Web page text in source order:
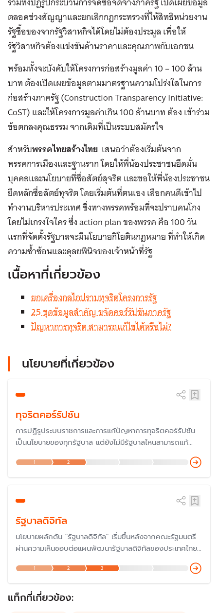
ตลอดช่วงสัญญาและยกเลิกกฎกระทรวงที่ให้สิทธิหน่วยงาน
รัฐซื้อของจากรัฐวิสาหกิจได้โดยไม่ต้องประมูล เพื่อให้
รัฐวิสาหกิจต้องแข่งขันด้านราคาและคุณภาพกับเอกชน
พร้อมทั้งจะบังคับให้โครงการก่อสร้างมูลค่า 10 – 100 ล้าน
บาท ต้องเปิดเผยข้อมูลตามมาตรฐานความโปร่งใสในการ
ก่อสร้างภาครัฐ (Construction Transparency Initiative:
CoST) และให้โครงการมูลค่าเกิน 100 ล้านบาท ต้อง เข้าร่วม
ข้อตกลงคุณธรรม จากเดิมที่เป็นระบบสมัครใจ
สำหรับพรรคไทยสร้างไทย เสนอว่าต้องเริ่มต้นจาก
พรรคการเมืองและฐานราก โดยให้พี่น้องประชาชนยึดมั่น
บุคคลและนโยบายที่ซื่อสัตย์สุจริต และขอให้พี่น้องประชาชน
ยึดหลักซื่อสัตย์ทุจริต โดยเริ่มต้นที่ตนเอง เลือกคนดีเข้าไป
ทำงานบริหารประเทศ ซึ่งทางพรรคพร้อมที่จะปราบคนโกง
โดยไม่เกรงใจใคร ซึ่ง action plan ของพรรค คือ 100 วัน
แรกที่จัดตั้งรัฐบาลจะมีนโยบายกิโยตินกฎหมาย ที่ทำให้เกิด
ความซ้ำซ้อนและดุลยพินิจของเจ้าหน้าที่รัฐ
เนื้อหาที่เกี่ยวข้อง
ยกเครื่องกลไกปราบทุจริตโครงการรัฐ
25 ชุดข้อมูลสำคัญ ขจัดคอร์รัปชันภาครัฐ
ปัญหาการทุจริต สามารถแก้ไขได้หรือไม่?
นโยบายที่เกี่ยวข้อง
ทุจริตคอร์รัปชัน
การปฏิรูประบบราชการและการแก้ปัญหาการทุจริตคอร์รัปชัน
เป็นนโยบายของทุกรัฐบาล แต่ยังไม่มีรัฐบาลไหนสามารถแก้
การสำรวจของสำนักวิจัยต่าง ๆ พบว่าประชาชนมีความเห็นว่า
สถานการณ์รุนแรงขึ้น
1 2
รัฐบาลดิจิทัล
นโยบายผลักดัน "รัฐบาลดิจิทัล" เริ่มขึ้นหลังจากคณะรัฐมนตรี
ผ่านความเห็นชอบต่อแผนพัฒนารัฐบาลดิจิทัลของประเทศไทย
ระยะ 3 ปี (พ.ศ. 2559 – 2561) เมื่อวันที่ 5 เม.ย. 2559 เพื่อ
ใช้เป็นกลไกสำคัญในการขับเคลื่อนการพัฒนาประเทศที่ยั่งยืน
ด้วยการใช้เทคโนโลยีดิจิทัล
1 2 3
แท็กที่เกี่ยวข้อง: